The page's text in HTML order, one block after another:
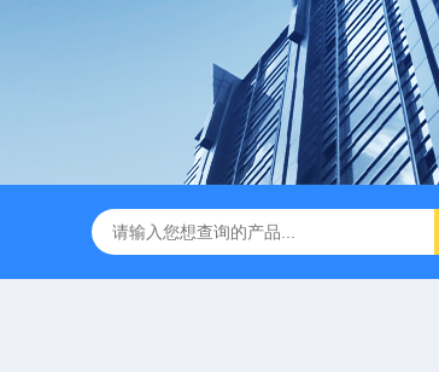
伞型双曲面立式搅拌机 WNG5二沉池刮吸泥机原